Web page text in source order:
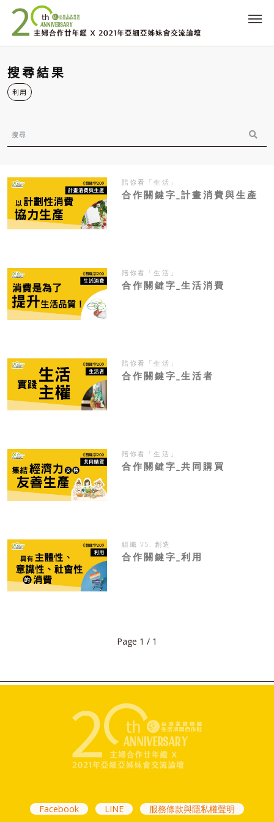
搜尋結果
利用
陪你看「生活」
合作關鍵字_計畫消費與生產
陪你看「生活」
合作關鍵字_生活消費
陪你看「生活」
合作關鍵字_生活者
陪你看「生活」
合作關鍵字_共同購買
組織 VS. 創造
合作關鍵字_利用
Page 1 / 1
Facebook LINE 服務條款與隱私權聲明